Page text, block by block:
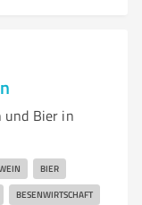
und Bier in
BIER
BESENWIRTSCHAFT